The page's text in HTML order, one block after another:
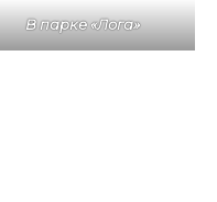
В парке «Лога»